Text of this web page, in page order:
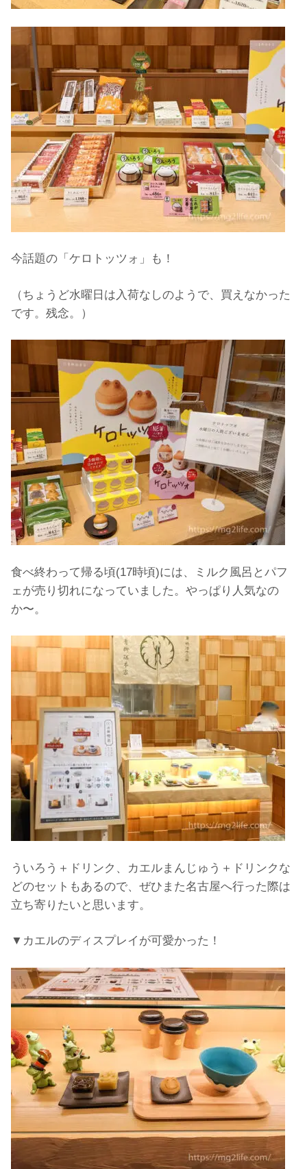
今話題の「ケロトッツォ」も！
（ちょうど水曜日は入荷なしのようで、買えなかった
です。残念。）
食べ終わって帰る頃(17時頃)には、ミルク風呂とパフ
ェが売り切れになっていました。やっぱり人気なの
か〜。
ういろう＋ドリンク、カエルまんじゅう＋ドリンクな
どのセットもあるので、ぜひまた名古屋へ行った際は
立ち寄りたいと思います。
▼カエルのディスプレイが可愛かった！